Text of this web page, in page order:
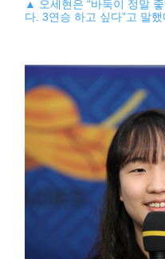
▲ 오세현은 “바둑이 정말
다. 3연승 하고 싶다”고 말했